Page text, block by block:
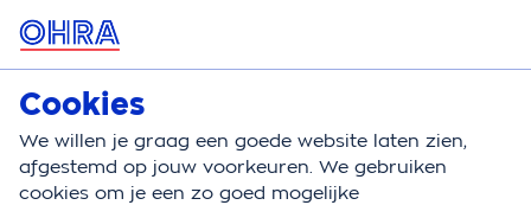
MENU
Motorverzekering
Motorverzekering Directe schadeafhandeling
Cookies
We willen je graag een goede website laten zien,
afgestemd op jouw voorkeuren. We gebruiken
cookies om je een zo goed mogelijke